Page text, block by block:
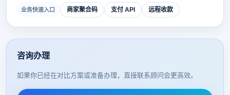
业务快速入口 商家聚合码 支付 API 远程收款
咨询办理
如果你已经在对比方案或准备办理，直接联系顾问会更高效。